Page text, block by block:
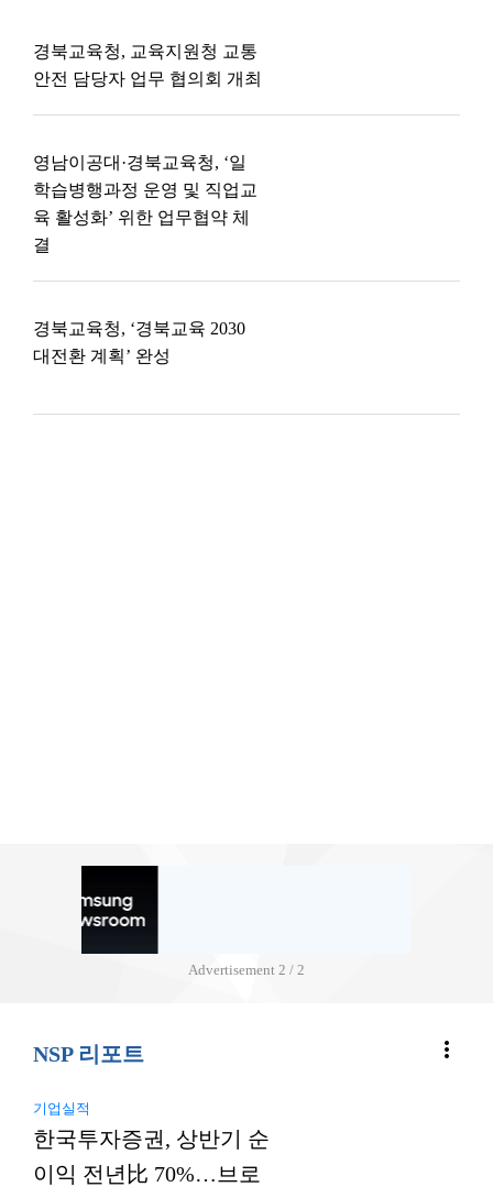
경북교육청, 교육지원청 교통
안전 담당자 업무 협의회 개최
영남이공대·경북교육청, ‘일
학습병행과정 운영 및 직업교
육 활성화’ 위한 업무협약 체
결
경북교육청, ‘경북교육 2030
대전환 계획’ 완성
Advertisement 2 / 2
NSP 리포트 more_vert
기업실적
한국투자증권, 상반기 순
이익 전년比 70%…브로